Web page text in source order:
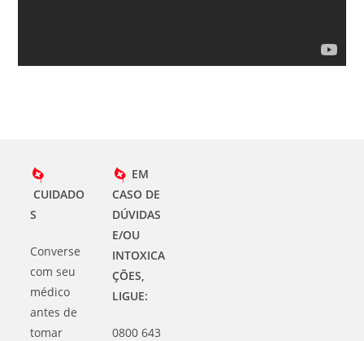
CUIDADO
S
Converse
com seu
médico
antes de
tomar
EM
CASO DE
DÚVIDAS
E/OU
INTOXICA
ÇÕES,
LIGUE:
0800 643